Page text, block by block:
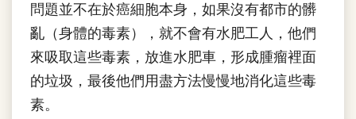
問題並不在於癌細胞本身，如果沒有都市的髒
亂（身體的毒素），就不會有水肥工人，他們
來吸取這些毒素，放進水肥車，形成腫瘤裡面
的垃圾，最後他們用盡方法慢慢地消化這些毒
素。